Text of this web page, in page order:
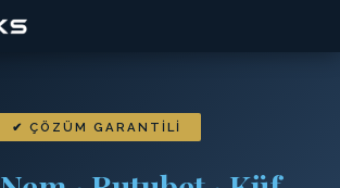
✔ ÇÖZÜM GARANTILI